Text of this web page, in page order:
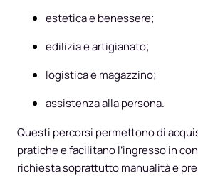
estetica e benessere;
edilizia e artigianato;
logistica e magazzino;
assistenza alla persona.
Questi percorsi permettono di
pratiche e facilitano l’ingresso in
richiesta soprattutto manualità e